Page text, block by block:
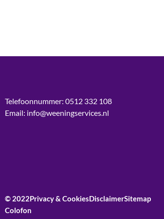
Telefoonnummer: 0512 332 108
Email: info@weeningservices.nl
© 2022Privacy & CookiesDisclaimerSitemap
Colofon